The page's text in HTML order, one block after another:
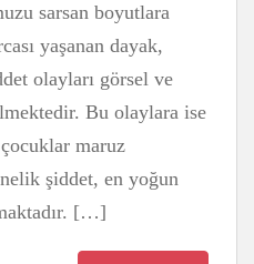
sarsan boyutlara
yaşanan dayak,
olayları görsel ve
Bu olaylara ise
çocuklar maruz
şiddet, en yoğun
[…]